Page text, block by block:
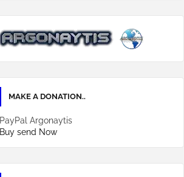
MAKE A DONATION..
PayPal Argonaytis
Buy send Now